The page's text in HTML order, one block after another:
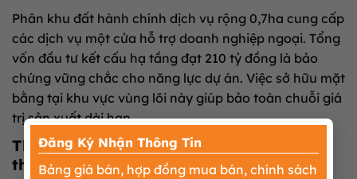
Đăng Ký Nhận Thông Tin
Bảng giá bán, hợp đồng mua bán, chính sách
×
Phân khu đất hành chính dịch vụ rộng 0,7ha cung cấp
các dịch vụ một cửa hỗ trợ doanh nghiệp ngoại. Tổng
vốn đầu tư kết cấu hạ tầng đạt 210 tỷ đồng là bảo
chứng vững chắc cho năng lực dự án. Việc sở hữu mặt
bằng tại khu vực vùng lõi này giúp bảo toàn chuỗi giá
trị sản xuất dài hạn.
Thực trạng hệ thống cơ sở hạ tầng kỹ
thuật hoàn thiện